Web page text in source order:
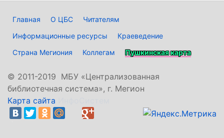
Главная О ЦБС
Читателям
Информационные ресурсы
Краеведение
Страна Мегиония
Коллегам Пушкинская карта
© 2011-2019 МБУ «Централизованная
библиотечная система», г. Мегион
Карта сайта